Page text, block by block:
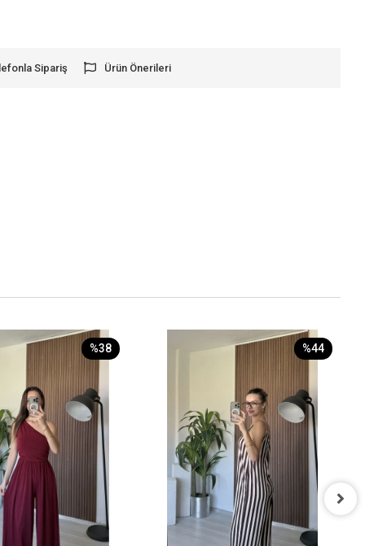
Sipariş Ürün Önerileri
%38 %44